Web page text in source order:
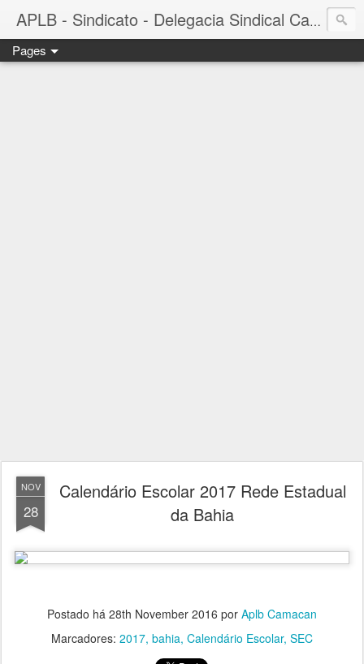
APLB - Sindicato - Delegacia Sindical Cacau Sul - Camacã-BA
Pages
NOV
28
Calendário Escolar 2017 Rede Estadual
da Bahia
Postado há 28th November 2016 por Aplb Camacan
Marcadores: 2017 bahia Calendário Escolar SEC